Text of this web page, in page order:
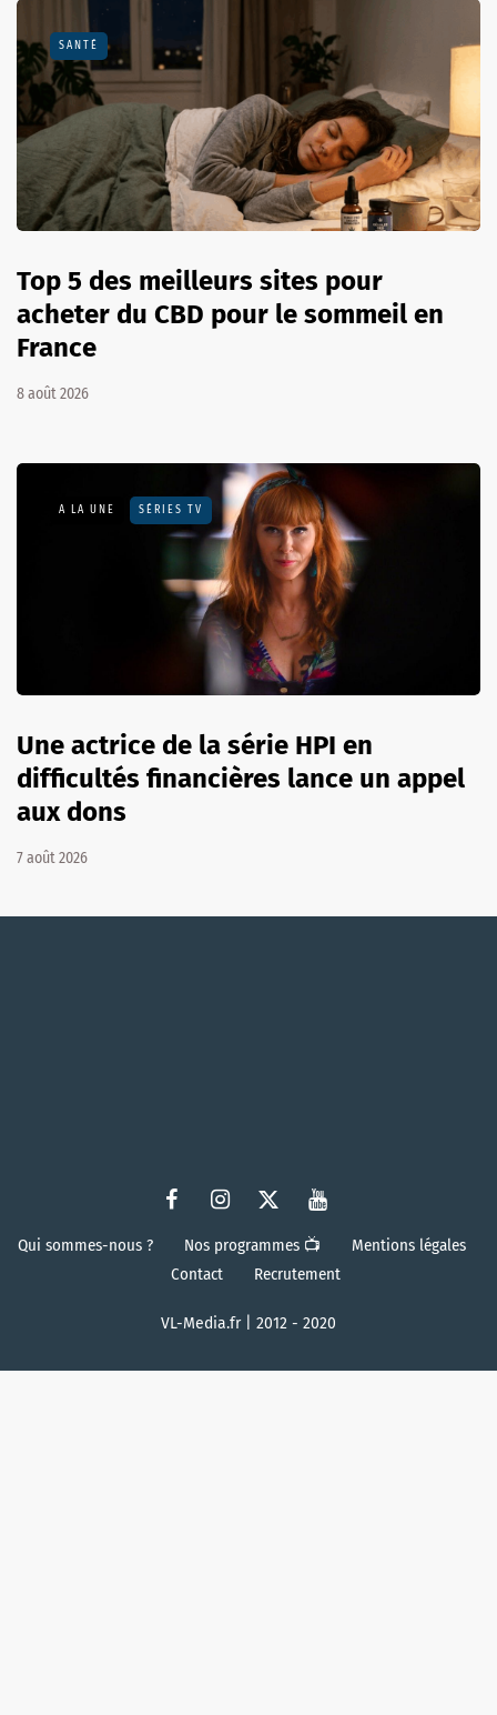
SANTÉ
Top 5 des meilleurs sites pour
acheter du CBD pour le sommeil en
France
8 août 2026
A LA UNE SÉRIES TV
Une actrice de la série HPI en
difficultés financières lance un appel
aux dons
7 août 2026
Qui sommes-nous ? Nos programmes 📺
Mentions légales
Contact
Recrutement
VL-Media.fr | 2012 - 2020